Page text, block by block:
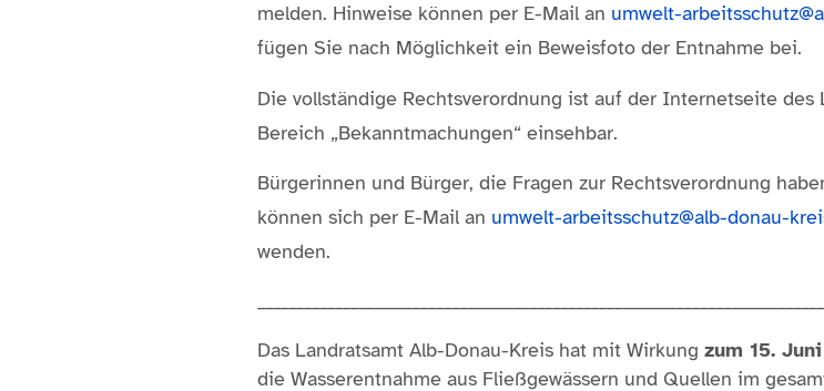
melden. Hinweise können per E-Mail an umwelt-
fügen Sie nach Möglichkeit ein Beweisfoto der Entnahme bei.
Die vollständige Rechtsverordnung ist auf der Internetseite des
Bereich „Bekanntmachungen“ einsehbar.
Bürgerinnen und Bürger, die Fragen zur Rechtsverordnung
können sich per E-Mail an umwelt-arbeitsschutz@alb-donau-
wenden.
Das Landratsamt Alb-Donau-Kreis hat mit Wirkung zum 15.
die Wasserentnahme aus Fließgewässern und Quellen im